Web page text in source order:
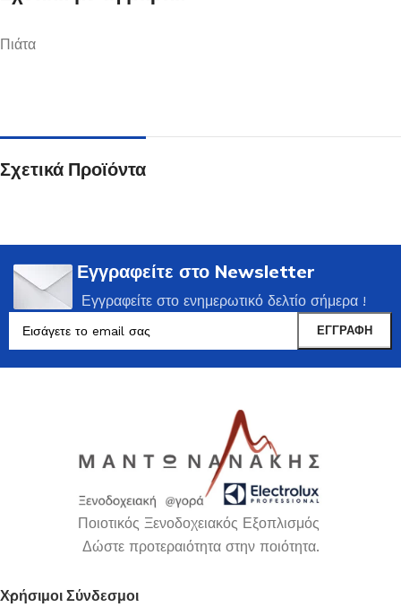
Πιάτα
Σχετικά Προϊόντα
Εγγραφείτε στο Newsletter
Εγγραφείτε στο ενημερωτικό δελτίο σήμερα !
Ποιοτικός Ξενοδοχειακός Εξοπλισμός
Δώστε προτεραιότητα στην ποιότητα.
Χρήσιμοι Σύνδεσμοι